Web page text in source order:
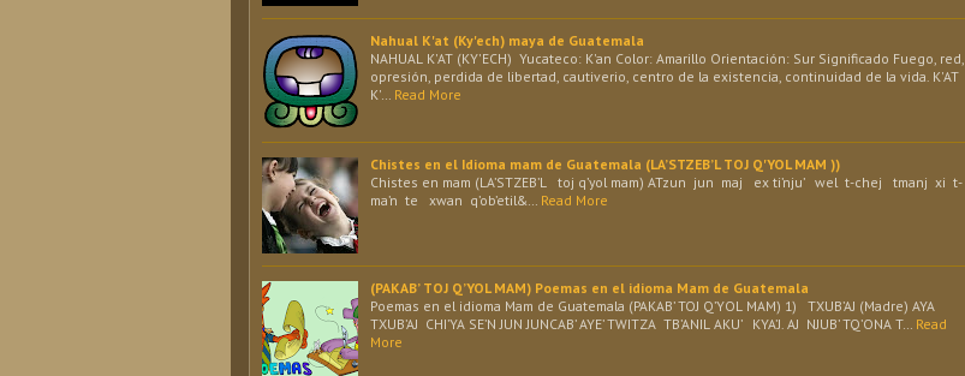
Nahual K'at (Ky'ech) maya de Guatemala
NAHUAL K'AT (KY'ECH) Yucateco: K'an Color: Amarillo Orientación: Sur Significado Fuego, red,
opresión, perdida de libertad, cautiverio, centro de la existencia, continuidad de la vida. K'AT
K'… Read More
Chistes en el Idioma mam de Guatemala (LA’STZEB’L TOJ Q'YOL MAM ))
Chistes en mam (LA’STZEB’L toj q’yol mam) ATzun jun maj ex ti’nju’ wel t-chej tmanj xi t-
ma’n te xwan q’ob’etil&… Read More
(PAKAB’ TOJ Q’YOL MAM) Poemas en el idioma Mam de Guatemala
Poemas en el idioma Mam de Guatemala (PAKAB’ TOJ Q’YOL MAM) 1) TXUB’AJ (Madre) AYA
TXUB’AJ CHI’YA SE’N JUN JUNCAB’ AYE’ TWITZA TB’ANIL AKU’ KYA’J. AJ NJUB’ TQ’ONA T… Read
More